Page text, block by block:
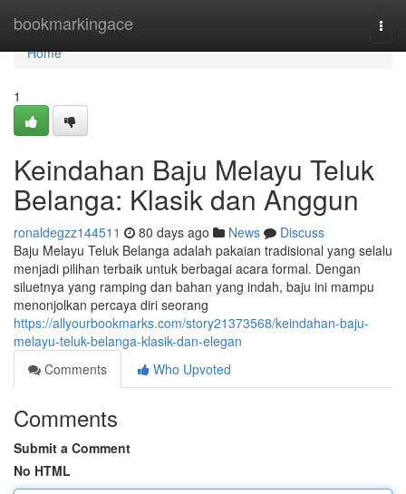
bookmarkingace
Home
Home
1
Keindahan Baju Melayu Teluk
Belanga: Klasik dan Anggun
ronaldegzz144511 80 days ago News
Discuss
Baju Melayu Teluk Belanga adalah pakaian tradisional yang selalu
menjadi pilihan terbaik untuk berbagai acara formal. Dengan
siluetnya yang ramping dan bahan yang indah, baju ini mampu
menonjolkan percaya diri seorang
https://allyourbookmarks.com/story21373568/keindahan-baju-
melayu-teluk-belanga-klasik-dan-elegan
Comments
Who Upvoted
Comments
Submit a Comment
No HTML